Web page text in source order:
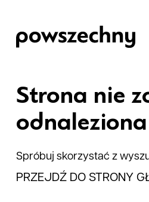
Strona nie
odnaleziona
Spróbuj skorzystać z
PRZEJDŹ DO STRONY